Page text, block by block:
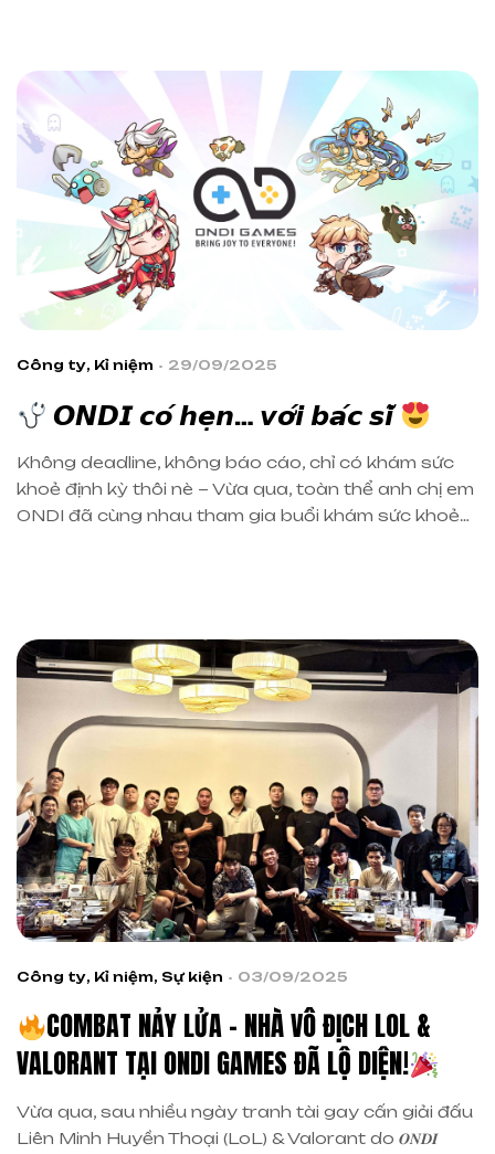
Công ty, Kỉ niệm 29/09/2025
𝙊𝙉𝘿𝙄 𝙘𝙤́ 𝙝𝙚̣𝙣… 𝙫𝙤̛́𝙞 𝙗𝙖́𝙘 𝙨𝙞̃
Không deadline, không báo cáo, chỉ có khám sức
khoẻ định kỳ thôi nè ~ Vừa qua, toàn thể anh chị em
ONDI đã cùng nhau tham gia buổi khám sức khoẻ
Công ty, Kỉ niệm, Sự kiện 03/09/2025
COMBAT NẢY LỬA – NHÀ VÔ ĐỊCH LOL &
VALORANT TẠI ONDI GAMES ĐÃ LỘ DIỆN!
Vừa qua, sau nhiều ngày tranh tài gay cấn giải đấu
Liên Minh Huyền Thoại (LoL) & Valorant do 𝑶𝑵𝑫𝑰